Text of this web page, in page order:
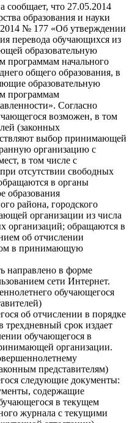
сообщает, что 27.05.2014
образования и науки
№ 177 «Об утверждении
перевода обучающихся из
образовательную
программам начального
общего образования, в
образовательную
программам
Согласно
возможен, в том
(законных
выбор принимающей
организацию с
в том числе с
отсутствии свободных
в органы
образования
района, городского
организации из числа
организаций; обращаются в
об отчислении
в принимающую
направлено в форме
сети Интернет.
обучающегося
об отчислении в порядке
трехдневный срок издает
обучающегося в
организации.
представителям)
следующие документы:
содержащие
в текущем
журнала с текущими